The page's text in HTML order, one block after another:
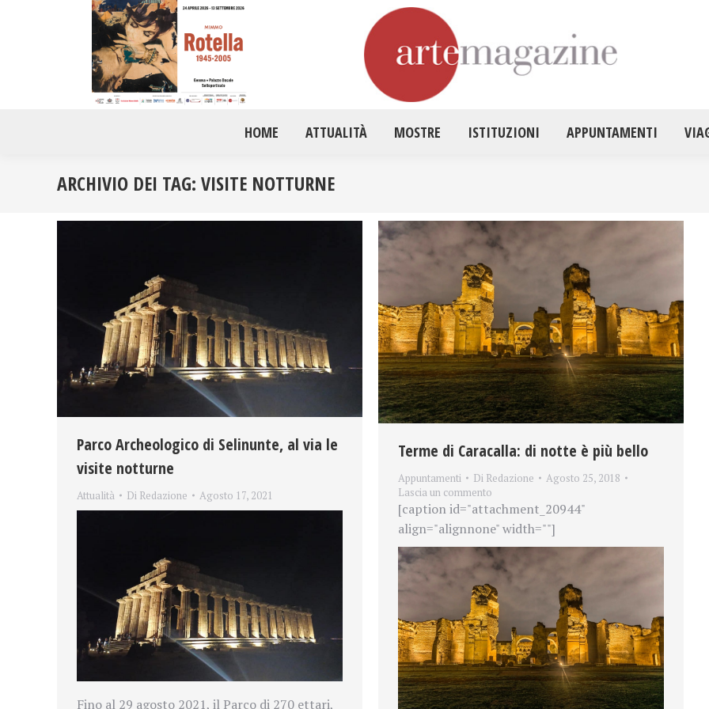
HOME ATTUALITÀ MOSTRE ISTITUZIONI APPUNTAMENTI
ARCHIVIO DEI TAG: VISITE NOTTURNE
Parco Archeologico di Selinunte, al via le
visite notturne
Attualità Di Redazione Agosto 17, 2021
Fino al 29 agosto 2021, il Parco di 270 ettari,
Terme di Caracalla: di notte è più bello
Appuntamenti Di Redazione
Agosto 25, 2018
Lascia un commento
[caption id="attachment_20944"
align="alignnone" width=""]
HOME